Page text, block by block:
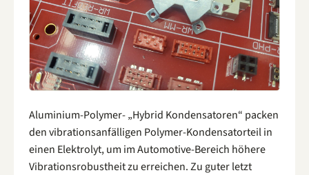
Aluminium-Polymer- „Hybrid Kondensatoren“ packen
den vibrationsanfälligen Polymer-Kondensatorteil in
einen Elektrolyt, um im Automotive-Bereich höhere
Vibrationsrobustheit zu erreichen. Zu guter letzt